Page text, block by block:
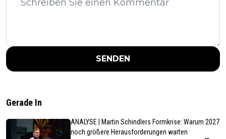
SENDEN
Gerade In
ANALYSE | Martin Schindlers Formkrise: Warum 2027
noch größere Herausforderungen warten